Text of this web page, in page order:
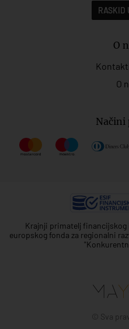
RASKID
O
O
Načini
Krajnji primatelj
europskog fonda za regionalni
© Sva